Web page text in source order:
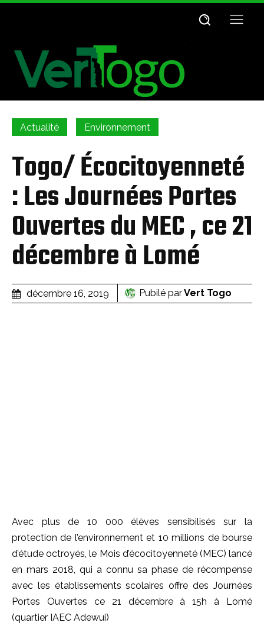
Actualité Environnement
Togo/ Écocitoyenneté
: Les Journées Portes
Ouvertes du MEC , ce 21
décembre à Lomé
décembre 16, 2019 Pubilé parVert Togo
Avec plus de 10 000 élèves sensibilisés sur la
protection de l’environnement et 10 millions de bourse
d’étude octroyés, le Mois d’écocitoyenneté (MEC) lancé
en mars 2018, qui a connu sa phase de récompense
avec les établissements scolaires offre des Journées
Portes Ouvertes ce 21 décembre à15h à Lomé
(quartier IAEC Adewui)